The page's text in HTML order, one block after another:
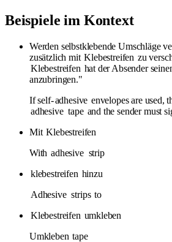
Beispiele im Kontext
Werden selbstklebende Umschläge
zusätzlich mit Klebestreifen zu
Klebestreifen hat der Absender
anzubringen."
If self-adhesive envelopes are used,
adhesive tape and the sender must
Mit Klebestreifen
With adhesive strip
klebestreifen hinzu
Adhesive strips to
Klebestreifen umkleben
Umkleben tape